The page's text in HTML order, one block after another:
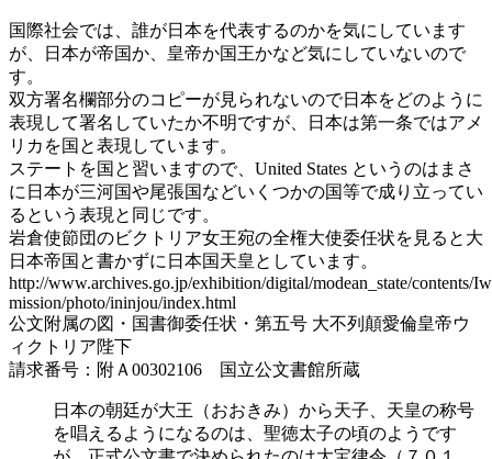
国際社会では、誰が日本を代表するのかを気にしています
が、日本が帝国か、皇帝か国王かなど気にしていないので
す。
双方署名欄部分のコピーが見られないので日本をどのように
表現して署名していたか不明ですが、日本は第一条ではアメ
リカを国と表現しています。
ステートを国と習いますので、United States というのはまさ
に日本が三河国や尾張国などいくつかの国等で成り立ってい
るという表現と同じです。
岩倉使節団のビクトリア女王宛の全権大使委任状を見ると大
日本帝国と書かずに日本国天皇としています。
http://www.archives.go.jp/exhibition/digital/modean_state/contents/
mission/photo/ininjou/index.html
公文附属の図・国書御委任状・第五号 大不列顛愛倫皇帝ウ
ィクトリア陛下
請求番号：附Ａ00302106 国立公文書館所蔵
日本の朝廷が大王（おおきみ）から天子、天皇の称号
を唱えるようになるのは、聖徳太子の頃のようです